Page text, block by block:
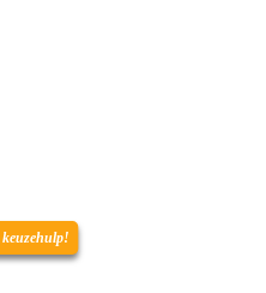
keuzehulp!